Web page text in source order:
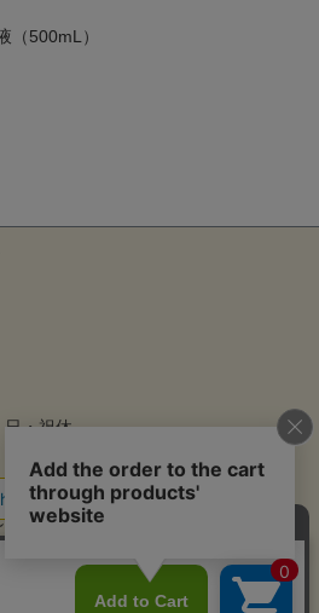
（500mL）
日・祝休
て